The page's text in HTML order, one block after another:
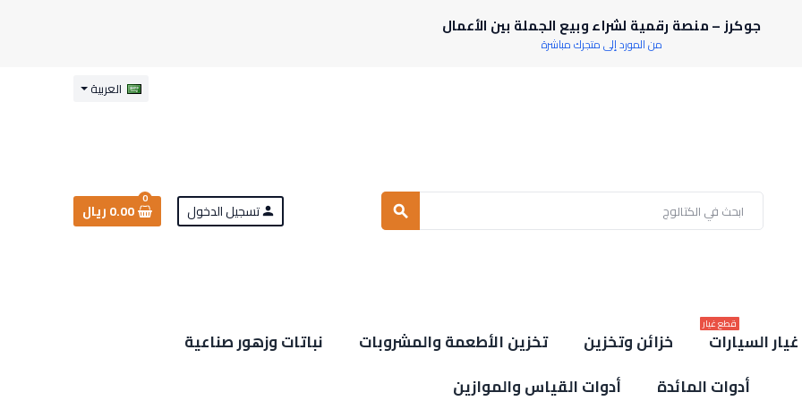
جوكرز – منصة رقمية لشراء وبيع الجملة بين الأعمال
من المورد إلى متجرك مباشرة
العربية
search
person تسجيل الدخول
0
0.00 ريال
السيارات
قطع غيار
خزائن وتخزين تخزين الأطعمة والمشروبات
نباتات وزهور صناعية
أدوات المائدة
أدوات القياس والموازين